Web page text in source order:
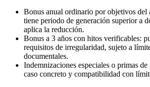
Bonus anual ordinario por objetivos del
tiene periodo de generación superior a
aplica la reducción.
Bonus a 3 años con hitos verificables:
requisitos de irregularidad, sujeto a
documentales.
Indemnizaciones especiales o primas
caso concreto y compatibilidad con